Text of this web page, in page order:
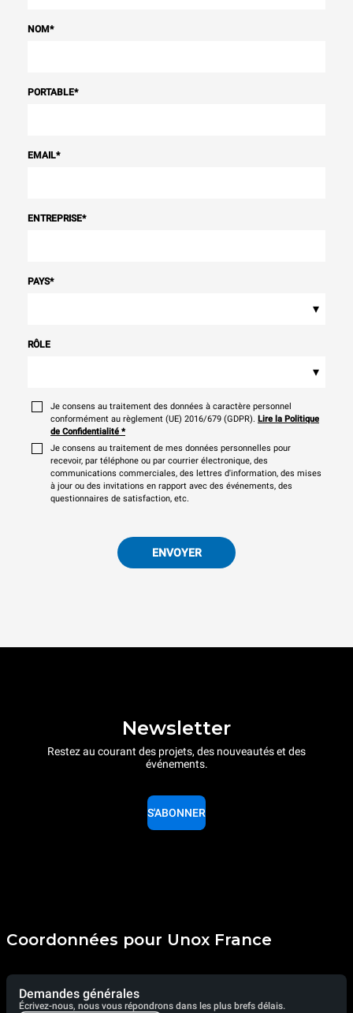
NOM*
PORTABLE*
EMAIL*
ENTREPRISE*
PAYS*
▾
RÔLE
▾
Je consens au traitement des données à caractère personnel
conformément au règlement (UE) 2016/679 (GDPR). Lire la Politique
de Confidentialité *
Je consens au traitement de mes données personnelles pour
recevoir, par téléphone ou par courrier électronique, des
communications commerciales, des lettres d'information, des mises
à jour ou des invitations en rapport avec des événements, des
questionnaires de satisfaction, etc.
ENVOYER
Newsletter
Restez au courant des projets, des nouveautés et des
événements.
S'ABONNER
Coordonnées pour Unox France
Demandes générales
Écrivez-nous, nous vous répondrons dans les plus brefs délais.